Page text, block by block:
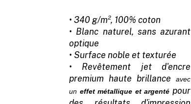
• 340 g/m², 100% coton
• Blanc naturel, sans azurant
optique
• Surface noble et texturée
• Revêtement jet d'encre
premium haute brillanceavec
un effet métallique et argenté pour